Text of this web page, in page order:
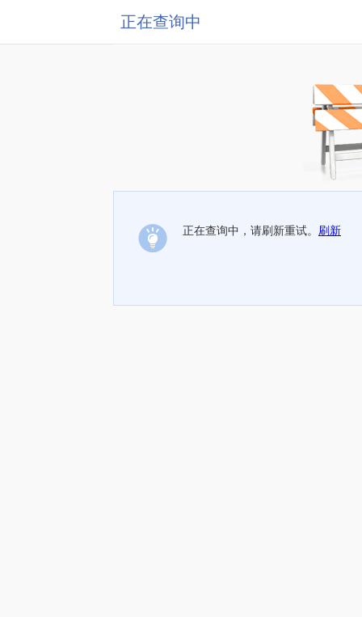
正在查询中
正在查询中，请刷新重试。 刷新